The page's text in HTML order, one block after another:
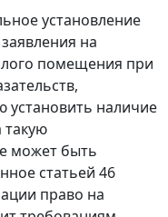
установление
на
помещения при
установить наличие
такую
может быть
статьей 46
право на